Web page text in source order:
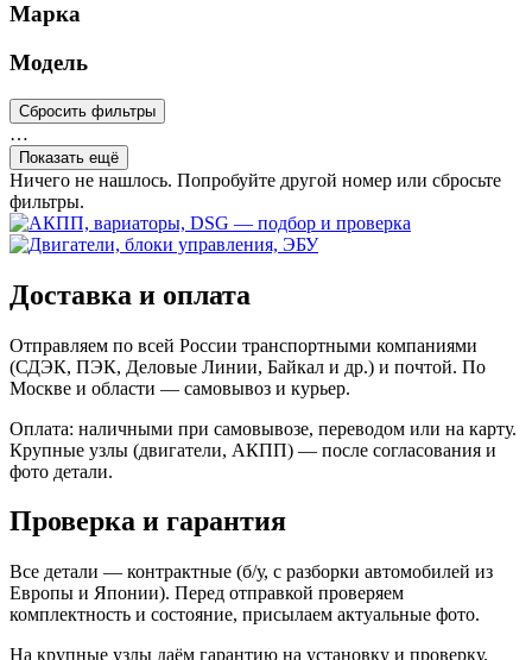
Марка
Модель
Сбросить фильтры
…
Показать ещё
Ничего не нашлось. Попробуйте другой номер или сбросьте
фильтры.
Доставка и оплата
Отправляем по всей России транспортными компаниями
(СДЭК, ПЭК, Деловые Линии, Байкал и др.) и почтой. По
Москве и области — самовывоз и курьер.
Оплата: наличными при самовывозе, переводом или на карту.
Крупные узлы (двигатели, АКПП) — после согласования и
фото детали.
Проверка и гарантия
Все детали — контрактные (б/у, с разборки автомобилей из
Европы и Японии). Перед отправкой проверяем
комплектность и состояние, присылаем актуальные фото.
На крупные узлы даём гарантию на установку и проверку.